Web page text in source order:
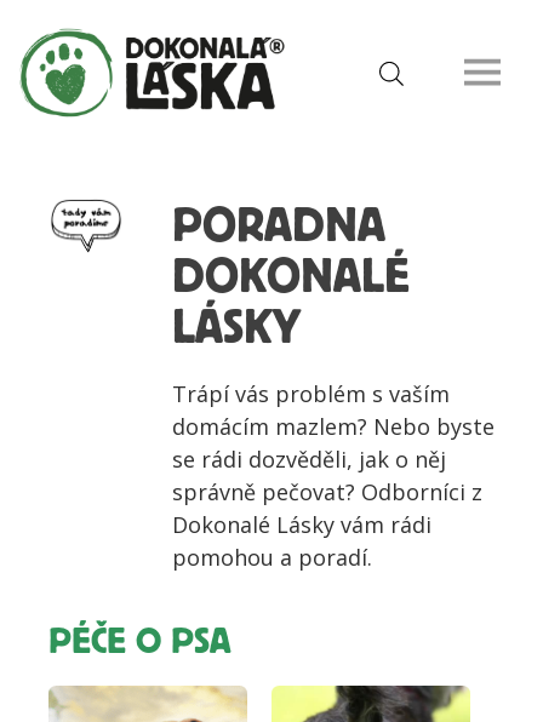
PORADNA
DOKONALÉ
LÁSKY
Trápí vás problém s vaším
domácím mazlem? Nebo byste
se rádi dozvěděli, jak o něj
správně pečovat? Odborníci z
Dokonalé Lásky vám rádi
pomohou a poradí.
PÉČE O PSA